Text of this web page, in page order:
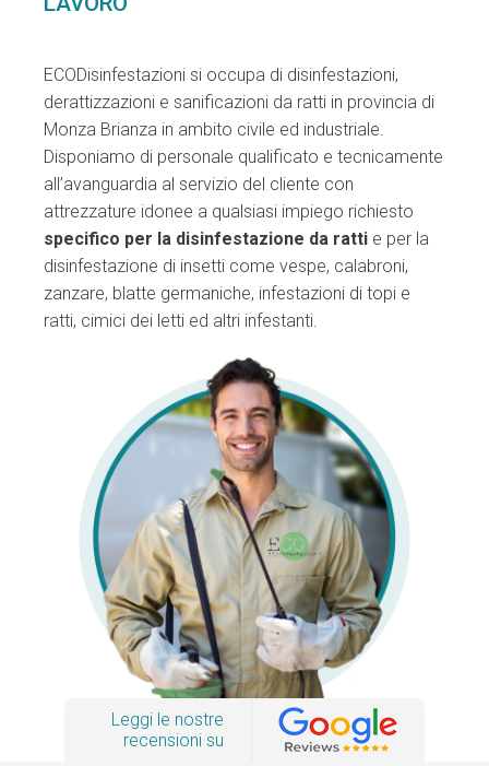
ECODisinfestazioni si occupa di disinfestazioni,
derattizzazioni e sanificazioni da ratti in provincia di
Monza Brianza in ambito civile ed industriale.
Disponiamo di personale qualificato e tecnicamente
all’avanguardia al servizio del cliente con
attrezzature idonee a qualsiasi impiego richiesto
specifico per la disinfestazione da ratti e per la
disinfestazione di insetti come vespe, calabroni,
zanzare, blatte germaniche, infestazioni di topi e
ratti, cimici dei letti ed altri infestanti.
Leggi le nostre
recensioni su